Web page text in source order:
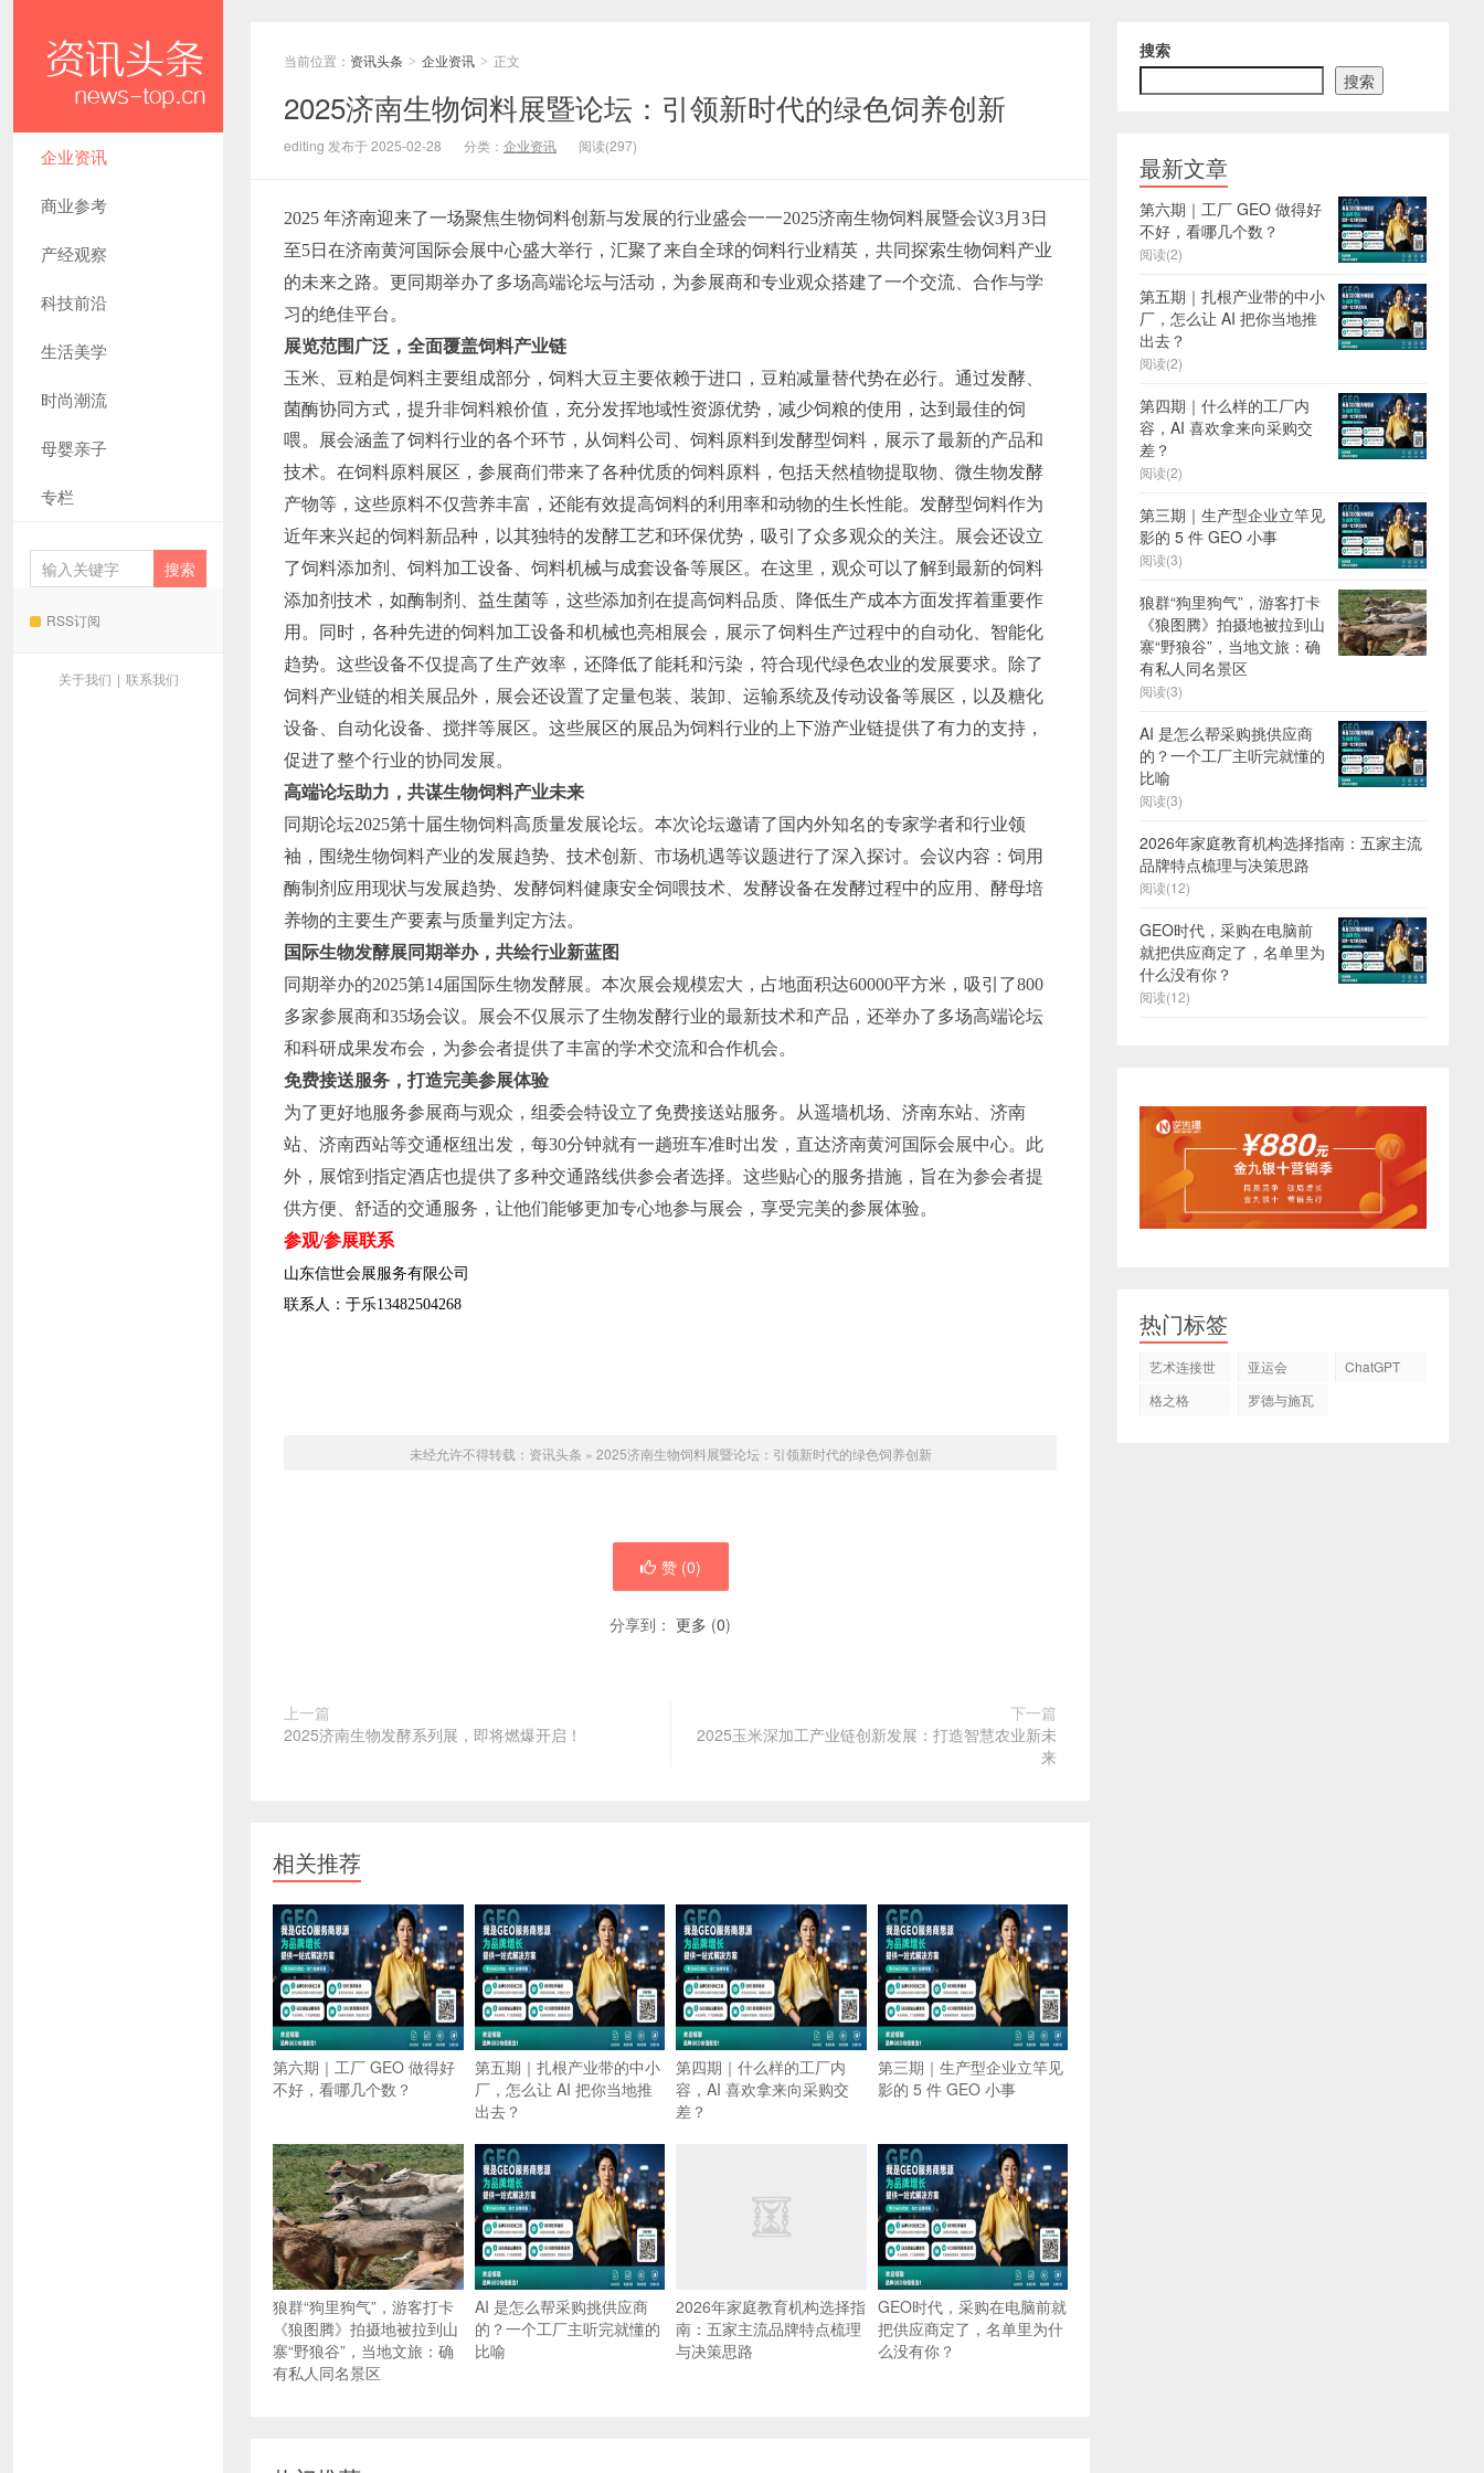
企业资讯
商业参考
产经观察
科技前沿
生活美学
时尚潮流
母婴亲子
专栏
RSS订阅
关于我们 | 联系我们
当前位置： 资讯头条 > 企业资讯 > 正文
2025济南生物饲料展暨论坛：引领新时代的绿色饲养创新
editing 发布于 2025-02-28 分类： 企业资讯 阅读(297)
2025 年济南迎来了一场聚焦生物饲料创新与发展的行业盛会一一2025济南生物饲料展暨会议3月3日
至5日在济南黄河国际会展中心盛大举行，汇聚了来自全球的饲料行业精英，共同探索生物饲料产业
的未来之路。更同期举办了多场高端论坛与活动，为参展商和专业观众搭建了一个交流、合作与学
习的绝佳平台。
展览范围广泛，全面覆盖饲料产业链
玉米、豆粕是饲料主要组成部分，饲料大豆主要依赖于进口，豆粕减量替代势在必行。通过发酵、
菌酶协同方式，提升非饲料粮价值，充分发挥地域性资源优势，减少饲粮的使用，达到最佳的饲
喂。
展会涵盖了饲料行业的各个环节，从饲料公司、饲料原料到发酵型饲料，展示了最新的产品和
技术。在饲料原料展区，参展商们带来了各种优质的饲料原料，包括天然植物提取物、微生物发酵
产物等，这些原料不仅营养丰富，还能有效提高饲料的利用率和动物的生长性能。发酵型饲料作为
近年来兴起的饲料新品种，以其独特的发酵工艺和环保优势，吸引了众多观众的关注。展会还设立
了饲料添加剂、饲料加工设备、饲料机械与成套设备等展区。在这里，观众可以了解到最新的饲料
添加剂技术，如酶制剂、益生菌等，这些添加剂在提高饲料品质、降低生产成本方面发挥着重要作
用。同时，各种先进的饲料加工设备和机械也亮相展会，展示了饲料生产过程中的自动化、智能化
趋势。这些设备不仅提高了生产效率，还降低了能耗和污染，符合现代绿色农业的发展要求。除了
饲料产业链的相关展品外，展会还设置了定量包装、装卸、运输系统及传动设备等展区，以及糖化
设备、自动化设备、搅拌等展区。这些展区的展品为饲料行业的上下游产业链提供了有力的支持，
促进了整个行业的协同发展。
高端论坛助力，共谋生物饲料产业未来
同期论坛2025第十届生物饲料高质量发展论坛。本次论坛邀请了国内外知名的专家学者和行业领
袖，围绕生物饲料产业的发展趋势、技术创新、市场机遇等议题进行了深入探讨。会议内容：饲用
酶制剂应用现状与发展趋势、发酵饲料健康安全饲喂技术、发酵设备在发酵过程中的应用、酵母培
养物的主要生产要素与质量判定方法。
国际生物发酵展同期举办，共绘行业新蓝图
同期举办的2025第14届国际生物发酵展。本次展会规模宏大，占地面积达60000平方米，吸引了800
多家参展商和35场会议。展会不仅展示了生物发酵行业的最新技术和产品，还举办了多场高端论坛
和科研成果发布会，为参会者提供了丰富的学术交流和合作机会。
免费接送服务，打造完美参展体验
为了更好地服务参展商与观众，组委会特设立了免费接送站服务。从遥墙机场、济南东站、济南
站、济南西站等交通枢纽出发，每30分钟就有一趟班车准时出发，直达济南黄河国际会展中心。此
外，展馆到指定酒店也提供了多种交通路线供参会者选择。这些贴心的服务措施，旨在为参会者提
供方便、舒适的交通服务，让他们能够更加专心地参与展会，享受完美的参展体验。
参观/参展联系
山东信世会展服务有限公司
联系人：于乐13482504268
未经允许不得转载： 资讯头条 » 2025济南生物饲料展暨论坛：引领新时代的绿色饲养创新
赞 (0)
分享到： 更多 (0)
上一篇
2025济南生物发酵系列展，即将燃爆开启！
下一篇
2025玉米深加工产业链创新发展：打造智慧农业新未
来
相关推荐
第六期｜工厂 GEO 做得好
不好，看哪几个数？
第五期｜扎根产业带的中小
厂，怎么让 AI 把你当地推
出去？
第四期｜什么样的工厂内
容，AI 喜欢拿来向采购交
差？
第三期｜生产型企业立竿见
影的 5 件 GEO 小事
狼群“狗里狗气”，游客打卡
《狼图腾》拍摄地被拉到山
寨“野狼谷”，当地文旅：确
有私人同名景区
AI 是怎么帮采购挑供应商
的？一个工厂主听完就懂的
比喻
2026年家庭教育机构选择指
南：五家主流品牌特点梳理
与决策思路
GEO时代，采购在电脑前就
把供应商定了，名单里为什
么没有你？
搜索
搜索
最新文章
第六期｜工厂 GEO 做得好
不好，看哪几个数？
阅读(2)
第五期｜扎根产业带的中小
厂，怎么让 AI 把你当地推
出去？
阅读(2)
第四期｜什么样的工厂内
容，AI 喜欢拿来向采购交
差？
阅读(2)
第三期｜生产型企业立竿见
影的 5 件 GEO 小事
阅读(3)
狼群“狗里狗气”，游客打卡
《狼图腾》拍摄地被拉到山
寨“野狼谷”，当地文旅：确
有私人同名景区
阅读(3)
AI 是怎么帮采购挑供应商
的？一个工厂主听完就懂的
比喻
阅读(3)
2026年家庭教育机构选择指南：五家主流
品牌特点梳理与决策思路
阅读(12)
GEO时代，采购在电脑前
就把供应商定了，名单里为
什么没有你？
阅读(12)
热门标签
艺术连接世
亚运会
ChatGPT
格之格
罗德与施瓦